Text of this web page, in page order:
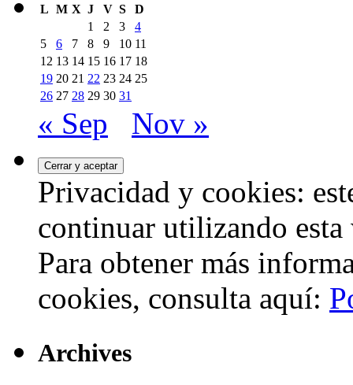
L M X J V S
D
1
2 3
4
5
6 7 8 9 10 11
12 13 14 15 16 17 18
19 20 21 22 23 24 25
26 27 28 29 30 31
« Sep Nov »
Privacidad y cookies:
continuar utilizando esta
Para obtener más
cookies, consulta aquí:
Archives